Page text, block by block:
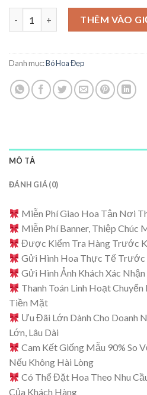
Bó Hoa Tinh Tế – BH53 số lượng
THÊM VÀO
Danh mục:Bó Hoa Đẹp
MÔ TẢ
ĐÁNH GIÁ (0)
Miễn Phí Giao Hoa Tận Nơi
Miễn Phí Banner, Thiệp Chúc
Được Kiểm Tra Hàng Trước
Gửi Hình Hoa Thực Tế Trước
Gửi Hình Ảnh Khách Xác
Thanh Toán Linh Hoạt
Tiền Mặt
Ưu Đãi Lớn Dành Cho Doanh
Lớn, Lâu Dài
Cam Kết Giống Mẫu 90% So
Nếu Không Hài Lòng
Có Thể Đặt Hoa Theo Nhu
Của Khách Hàng